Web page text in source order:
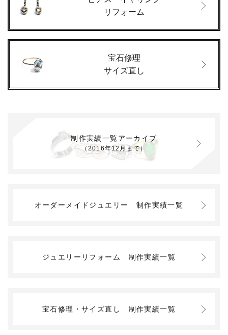
リフォーム
宝石修理
サイズ直し
制作実績一覧アーカイブ
（2016年12月まで）
オーダーメイドジュエリー 制作実績一覧
ジュエリーリフォーム 制作実績一覧
宝石修理・サイズ直し 制作実績一覧